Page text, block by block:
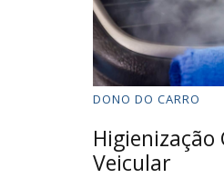
DONO DO CARRO
Veicular